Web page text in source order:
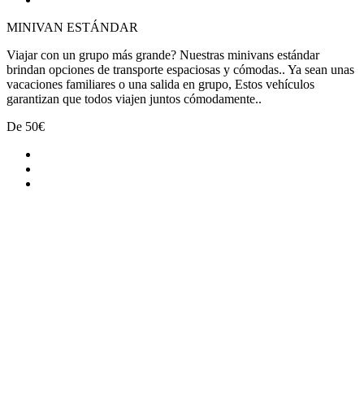
MINIVAN ESTÁNDAR
Viajar con un grupo más grande? Nuestras minivans estándar
brindan opciones de transporte espaciosas y cómodas.. Ya sean unas
vacaciones familiares o una salida en grupo, Estos vehículos
garantizan que todos viajen juntos cómodamente..
De 50€